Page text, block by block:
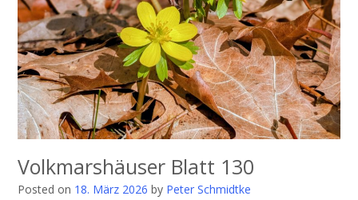
Volkmarshäuser Blatt 130
Posted on 18. März 2026 by Peter Schmidtke